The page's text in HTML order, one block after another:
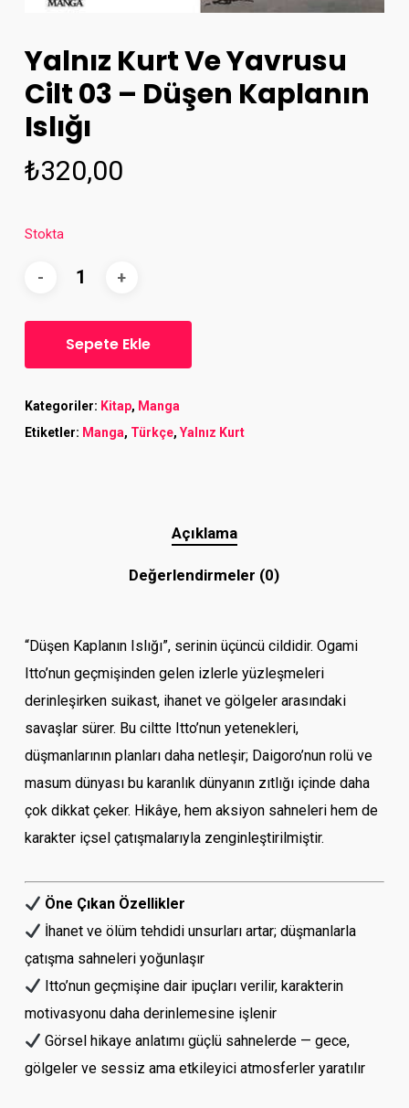
Yalnız Kurt Ve Yavrusu
Cilt 03 – Düşen Kaplanın
Islığı
₺320,00
Stokta
Sepete Ekle
Kategoriler: Kitap, Manga
Etiketler: Manga, Türkçe, Yalnız Kurt
Açıklama
Değerlendirmeler (0)
“Düşen Kaplanın Islığı”, serinin üçüncü cildidir. Ogami
Itto’nun geçmişinden gelen izlerle yüzleşmeleri
derinleşirken suikast, ihanet ve gölgeler arasındaki
savaşlar sürer. Bu ciltte Itto’nun yetenekleri,
düşmanlarının planları daha netleşir; Daigoro’nun rolü ve
masum dünyası bu karanlık dünyanın zıtlığı içinde daha
çok dikkat çeker. Hikâye, hem aksiyon sahneleri hem de
karakter içsel çatışmalarıyla zenginleştirilmiştir.
Öne Çıkan Özellikler
İhanet ve ölüm tehdidi unsurları artar; düşmanlarla
çatışma sahneleri yoğunlaşır
Itto’nun geçmişine dair ipuçları verilir, karakterin
motivasyonu daha derinlemesine işlenir
Görsel hikaye anlatımı güçlü sahnelerde — gece,
gölgeler ve sessiz ama etkileyici atmosferler yaratılır